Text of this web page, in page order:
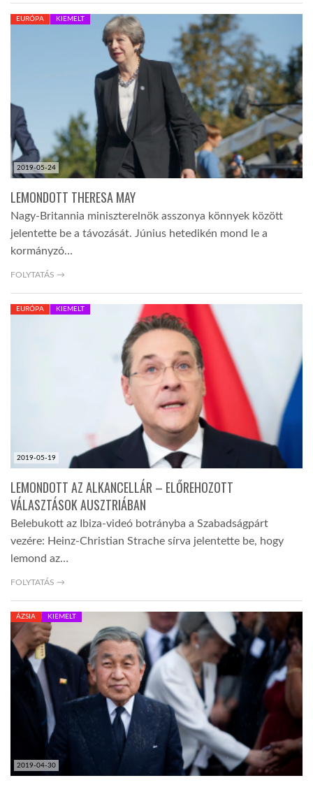
GLOBOBOOK
2019-05-24
EURÓPA KIEMELT
LEMONDOTT THERESA MAY
Nagy-Britannia miniszterelnök asszonya könnyek között
jelentette be a távozását. Június hetedikén mond le a
kormányzó…
FOLYTATÁS →
2019-05-19
EURÓPA KIEMELT
LEMONDOTT AZ ALKANCELLÁR – ELŐREHOZOTT
VÁLASZTÁSOK AUSZTRIÁBAN
Belebukott az Ibiza-videó botrányba a Szabadságpárt
vezére: Heinz-Christian Strache sírva jelentette be, hogy
lemond az…
FOLYTATÁS →
2019-04-30
ÁZSIA KIEMELT